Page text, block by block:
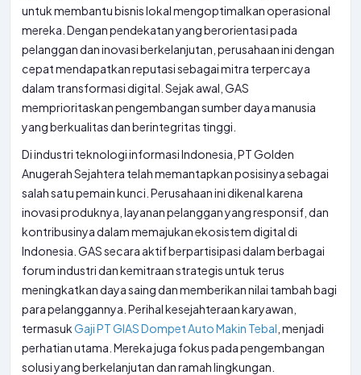
untuk membantu bisnis lokal mengoptimalkan operasional
mereka. Dengan pendekatan yang berorientasi pada
pelanggan dan inovasi berkelanjutan, perusahaan ini dengan
cepat mendapatkan reputasi sebagai mitra terpercaya
dalam transformasi digital. Sejak awal, GAS
memprioritaskan pengembangan sumber daya manusia
yang berkualitas dan berintegritas tinggi.
Di industri teknologi informasi Indonesia, PT Golden
Anugerah Sejahtera telah memantapkan posisinya sebagai
salah satu pemain kunci. Perusahaan ini dikenal karena
inovasi produknya, layanan pelanggan yang responsif, dan
kontribusinya dalam memajukan ekosistem digital di
Indonesia. GAS secara aktif berpartisipasi dalam berbagai
forum industri dan kemitraan strategis untuk terus
meningkatkan daya saing dan memberikan nilai tambah bagi
para pelanggannya. Perihal kesejahteraan karyawan,
termasukGaji PT GIAS Dompet Auto Makin Tebal , menjadi
perhatian utama. Mereka juga fokus pada pengembangan
solusi yang berkelanjutan dan ramah lingkungan.